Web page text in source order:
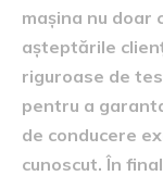
mașina nu doar
așteptările
riguroase de
pentru a
de conducere
cunoscut. În